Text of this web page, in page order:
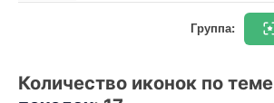
Группа:
Количество иконок по теме